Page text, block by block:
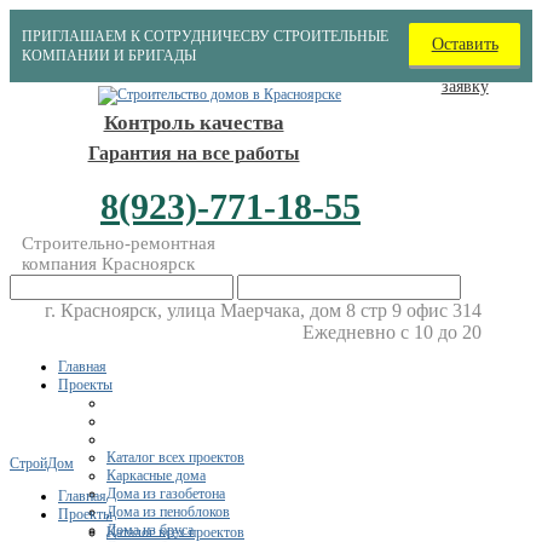
ПРИГЛАШАЕМ К СОТРУДНИЧЕСВУ СТРОИТЕЛЬНЫЕ
КОМПАНИИ И БРИГАДЫ
Оставить
заявку
Контроль качества
Гарантия на все работы
8(923)-771-18-55
Строительно-ремонтная
компания Красноярск
г. Красноярск, улица Маерчака, дом 8 стр 9 офис 314
Ежедневно с 10 до 20
Главная
Проекты
Каталог всех проектов
Каркасные дома
Дома из газобетона
Дома из пеноблоков
Дома из бруса
СтройДом
Главная
Проекты
Каталог всех проектов